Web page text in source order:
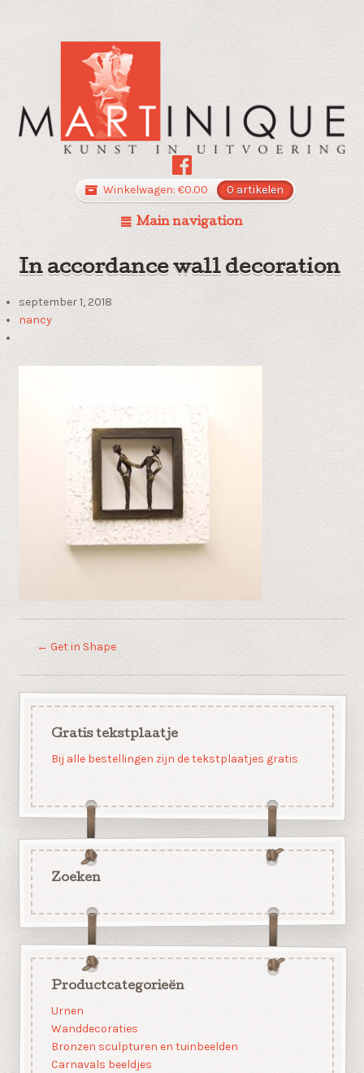
Winkelwagen: €0.00 0 artikelen
Main navigation
In accordance wall decoration
september 1, 2018
nancy
← Get in Shape
Gratis tekstplaatje
Bij alle bestellingen zijn de tekstplaatjes gratis
Zoeken
Productcategorieën
Urnen
Wanddecoraties
Bronzen sculpturen en tuinbeelden
Carnavals beeldjes